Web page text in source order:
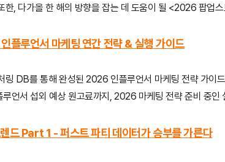
한, 다가올 한 해의 방향을 잡는 데 도움이 될 <2026 팝업
플루언서 마케팅 연간 전략 & 실행 가이드
링 DB를 통해 완성된 2026 인플루언서 마케팅 전략 가이
루언서 섭외 예상 원고료까지, 2026 마케팅 전략 준비 중인
Part 1 - 퍼스트 파티 데이터가 승부를 가른다